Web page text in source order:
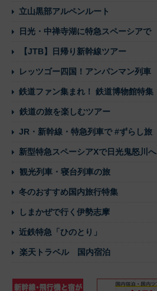
立山黒部アルペンルート
日光・中禅寺湖に特急スペーシアで
【JTB】日帰り新幹線ツアー
レッツゴー四国！アンパンマン列車
鉄道ファン集まれ！ 鉄道博物館特集
鉄道の旅を楽しむツアー
JR・新幹線・特急列車で #ずらし旅
新型特急スペーシアXで日光鬼怒川へ
観光列車・寝台列車の旅
冬のおすすめ国内旅行特集
しまかぜで行く伊勢志摩
近鉄特急「ひのとり」
楽天トラベル 国内宿泊